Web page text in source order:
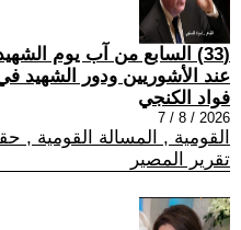
(33) السابع من آب يوم
عند الأشوريين ودور الشهيد
فواد الكنجي
2026 / 8 / 7
القومية , المسالة القومية ,
تقرير المصير